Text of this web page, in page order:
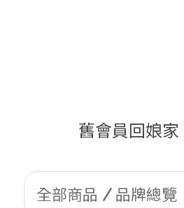
舊會員回娘家
全部商品 品牌總覽